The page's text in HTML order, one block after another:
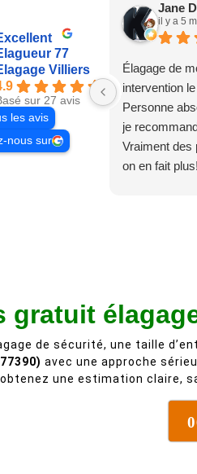
77
Villiers
sur 27 avis
les avis
nous sur
Jane
il y a 5
Élagage de
intervention
Personne
je
Vraiment des
on en fait plus!
gratuit
de sécurité, une taille
avec une approche
une estimation claire,